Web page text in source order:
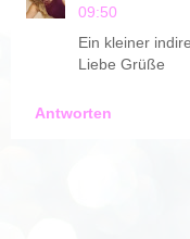
09:50
Ein kleiner
Liebe Grüße
Antworten